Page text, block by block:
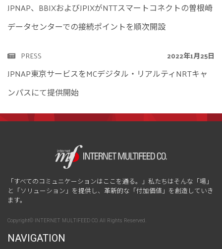
JPNAP、BBIXおよびJPIXがNTTスマートコネクトの曽根崎
データセンターでの接続ポイントを順次開設
PRESS 2022年1月25日
JPNAP東京サービスをMCデジタル・リアルティNRTキャ
ンパスにて提供開始
「すべてのコミュニケーションはここを通る。」私たちはそんな「場」
と「ソリューション」を提供し、革新的な「付加価値」を創造していき
ます。
Copyright© INTERNET MULTIFEED CO. All Rights Reserved.
NAVIGATION